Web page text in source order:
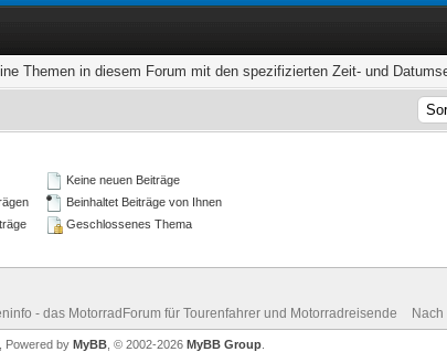
Themen in diesem Forum mit den spezifizierten Zeit- und
Keine neuen Beiträge
Beinhaltet Beiträge von Ihnen
Geschlossenes Thema
- das MotorradForum für Tourenfahrer und Motorradreisende Nach
Powered by MyBB, © 2002-2026 MyBB Group.